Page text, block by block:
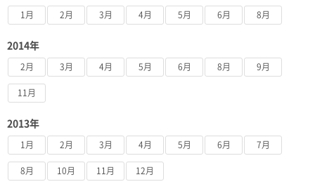
1月 2月 3月 4月 5月 6月 8月
2014年
2月 3月 4月 5月 6月 8月 9月
11月
2013年
1月 2月 3月 4月 5月 6月 7月
8月 10月 11月 12月